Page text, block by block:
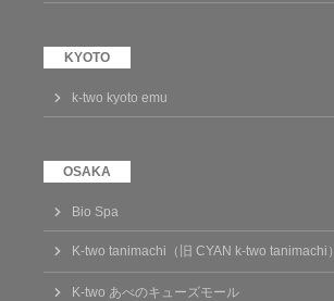
k-two kyoto emu
Bio Spa
K-two tanimachi（旧 CYAN k-two tanimachi）
K-two あべのキューズモール